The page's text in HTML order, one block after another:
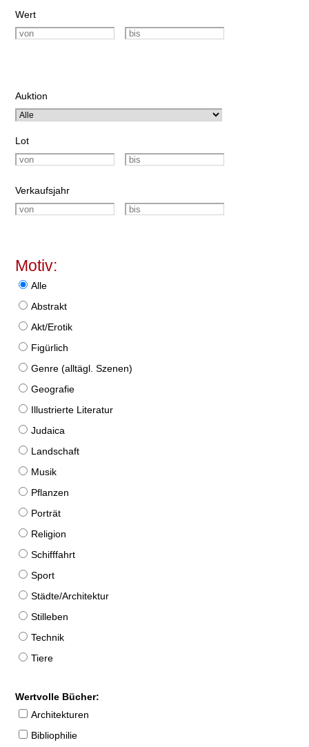
Wert
Auktion
Lot
Verkaufsjahr
Motiv:
Alle
Abstrakt
Akt/Erotik
Figürlich
Genre (alltägl. Szenen)
Geografie
Illustrierte Literatur
Judaica
Landschaft
Musik
Pflanzen
Porträt
Religion
Schifffahrt
Sport
Städte/Architektur
Stilleben
Technik
Tiere
Wertvolle Bücher:
Architekturen
Bibliophilie